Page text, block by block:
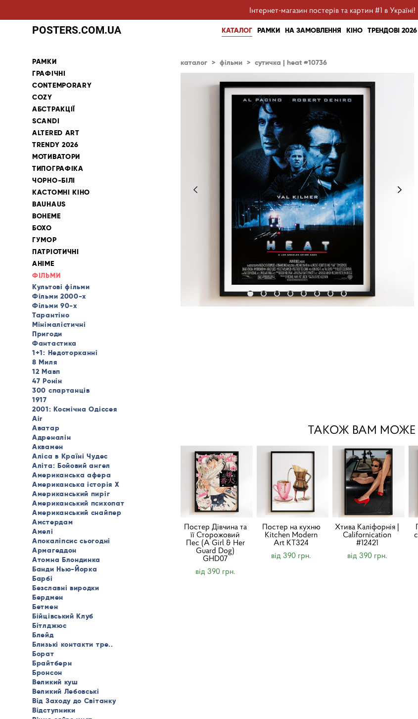
Інтернет-магазин постерів та картин #1 в Україні!
POSTERS.COM.UA КАТАЛОГ РАМКИ НА ЗАМОВЛЕННЯ КІНО ТРЕНДОВІ 2026
РАМКИ
ГРАФІЧНІ
CONTEMPORARY
COZY
АБСТРАКЦІЇ
SCANDI
ALTERED ART
TRENDY 2026
МОТИВАТОРИ
ТИПОГРАФІКА
ЧОРНО-БІЛІ
КАСТОМНІ КІНО
BAUHAUS
BOHEME
БОХО
ГУМОР
ПАТРІОТИЧНІ
АНІМЕ
ФІЛЬМИ
Культові фільми
Фільми 2000-х
Фільми 90-х
Тарантіно
Мінімалістичні
Пригоди
Фантастика
1+1: Недоторканні
8 Миля
12 Мавп
47 Ронін
300 спартанців
1917
2001: Космічна Одіссея
Air
Аватар
Адреналін
Аквамен
Аліса в Країні Чудес
Аліта: Бойовий ангел
Американська афера
Американська історія X
Американський пиріг
Американський психопат
Американський снайпер
Амстердам
Амелі
Апокаліпсис сьогодні
Армагеддон
Атомна Блондинка
Банди Нью-Йорка
Барбі
Безславні виродки
Бердмен
Бетмен
Бійцівський Клуб
Бітлджюс
Блейд
Близькі контакти тре..
Борат
Брайтберн
Бронсон
Великий куш
Великий Лебовські
Від Заходу до Світанку
Відступники
каталог > фільми > сутичка | heat #10736
ТАКОЖ ВАМ МОЖЕ
Постер Дівчина та
її Сторожовий
Пес (A Girl & Her
Guard Dog)
GHD07
від 390 грн.
Постер на кухню
Kitchen Modern
Art KT324
від 390 грн.
Хтива Каліфорнія |
Californication
#12421
від 390 грн.